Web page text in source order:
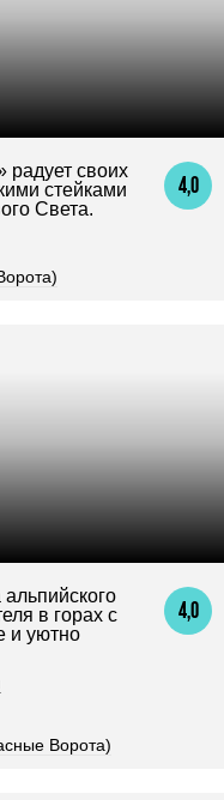
4,0
своих
стейками
Света.
4,0
в горах с
и уютно
Ворота)